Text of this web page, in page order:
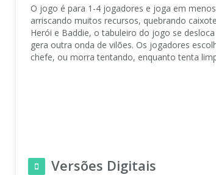
O jogo é para 1-4 jogadores e joga em
arriscando muitos recursos, quebrando
Herói e Baddie, o tabuleiro do jogo se
gera outra onda de vilões. Os jogadores
chefe, ou morra tentando, enquanto tenta
Versões Digitais